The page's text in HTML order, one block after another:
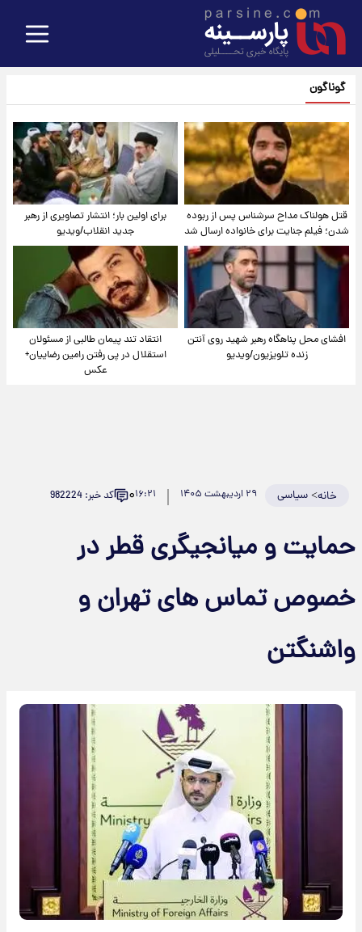
گوناگون
قتل هولناک مداح سرشناس پس از ربوده
شدن؛ فیلم جنایت برای خانواده ارسال شد
برای اولین بار؛ انتشار تصاویری از رهبر
جدید انقلاب/ویدیو
افشای محل پناهگاه‌ رهبر شهید روی آنتن
زنده تلویزیون/ویدیو
انتقاد تند پیمان طالبی از مسئولان
استقلال در پی رفتن رامین رضاییان+
عکس
خانه>سیاسی ۲۹ اردیبهشت ۱۴۰۵ ۱۶:۲۱۰ کد خبر: 982224
حمایت و میانجیگری قطر در
خصوص تماس های تهران و
واشنگتن